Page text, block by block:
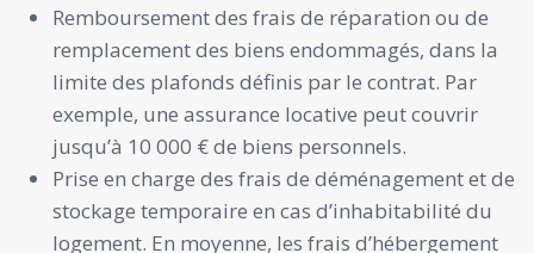
Remboursement des frais de réparation ou de
remplacement des biens endommagés, dans la
limite des plafonds définis par le contrat. Par
exemple, une assurance locative peut couvrir
jusqu’à 10 000 € de biens personnels.
Prise en charge des frais de déménagement et de
stockage temporaire en cas d’inhabitabilité du
logement. En moyenne, les frais d’hébergement